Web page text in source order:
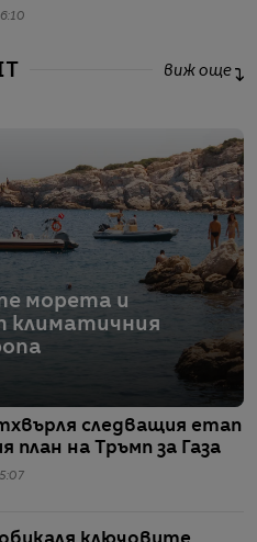
от април насам
виж още
морета и
климатичния
следващия етап
план на Тръмп за Газа